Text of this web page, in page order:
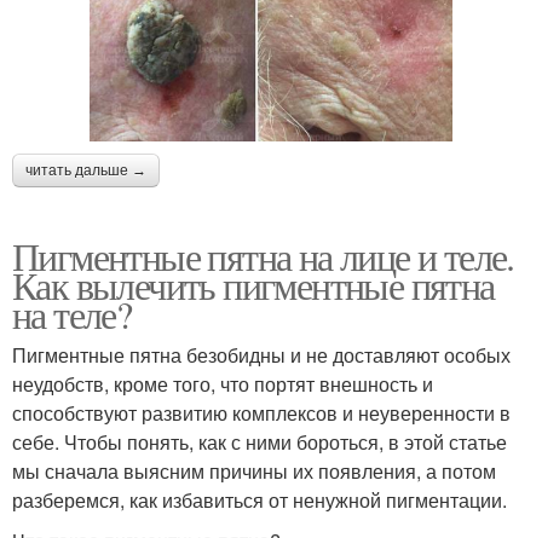
читать дальше →
Пигментные пятна на лице и теле.
Как вылечить пигментные пятна
на теле?
Пигментные пятна безобидны и не доставляют особых
неудобств, кроме того, что портят внешность и
способствуют развитию комплексов и неуверенности в
себе. Чтобы понять, как с ними бороться, в этой статье
мы сначала выясним причины их появления, а потом
разберемся, как избавиться от ненужной пигментации.